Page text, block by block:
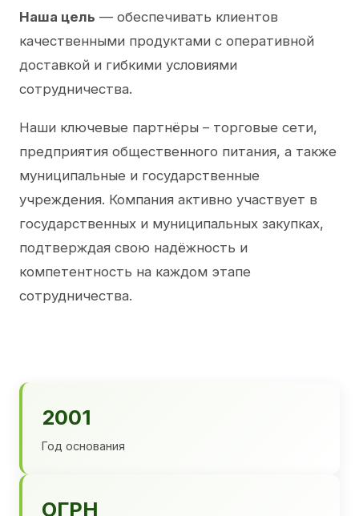
Наша цель — обеспечивать клиентов
качественными продуктами с оперативной
доставкой и гибкими условиями
сотрудничества.
Наши ключевые партнёры – торговые сети,
предприятия общественного питания, а также
муниципальные и государственные
учреждения. Компания активно участвует в
государственных и муниципальных закупках,
подтверждая свою надёжность и
компетентность на каждом этапе
сотрудничества.
2001
Год основания
ОГРН